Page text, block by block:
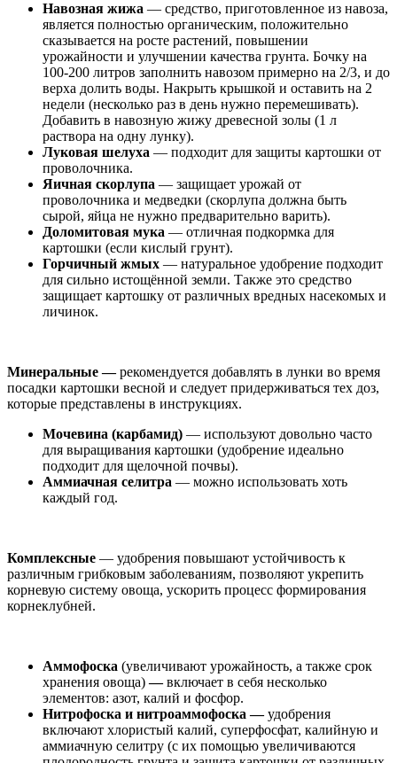
Навозная жижа — средство, приготовленное из навоза,
является полностью органическим, положительно
сказывается на росте растений, повышении
урожайности и улучшении качества грунта. Бочку на
100-200 литров заполнить навозом примерно на 2/3, и до
верха долить воды. Накрыть крышкой и оставить на 2
недели (несколько раз в день нужно перемешивать).
Добавить в навозную жижу древесной золы (1 л
раствора на одну лунку).
Луковая шелуха — подходит для защиты картошки от
проволочника.
Яичная скорлупа — защищает урожай от
проволочника и медведки (скорлупа должна быть
сырой, яйца не нужно предварительно варить).
Доломитовая мука — отличная подкормка для
картошки (если кислый грунт).
Горчичный жмых — натуральное удобрение подходит
для сильно истощённой земли. Также это средство
защищает картошку от различных вредных насекомых и
личинок.
Минеральные —рекомендуется добавлять в лунки во время
посадки картошки весной и следует придерживаться тех доз,
которые представлены в инструкциях.
Мочевина (карбамид) — используют довольно часто
для выращивания картошки (удобрение идеально
подходит для щелочной почвы).
Аммиачная селитра — можно использовать хоть
каждый год.
Комплексные — удобрения повышают устойчивость к
различным грибковым заболеваниям, позволяют укрепить
корневую систему овоща, ускорить процесс формирования
корнеклубней.
Аммофоска (увеличивают урожайность, а также срок
хранения овоща)—включает в себя несколько
элементов: азот, калий и фосфор.
Нитрофоска и нитроаммофоска —удобрения
включают хлористый калий, суперфосфат, калийную и
аммиачную селитру (с их помощью увеличиваются